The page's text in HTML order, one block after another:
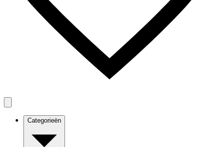
Categorieën